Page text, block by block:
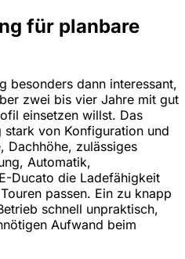
für planbare
besonders dann interessant,
zwei bis vier Jahre mit gut
einsetzen willst. Das
von Konfiguration und
Dachhöhe, zulässiges
Automatik,
Ducato die Ladefähigkeit
passen. Ein zu knapp
schnell unpraktisch,
Aufwand beim